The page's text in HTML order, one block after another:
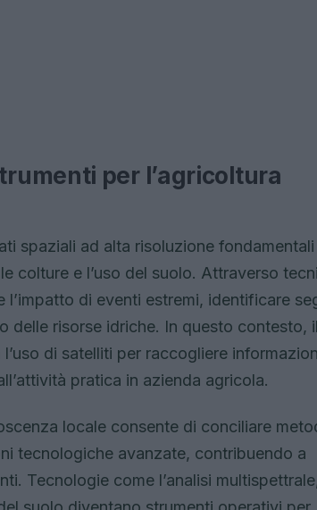
per l’agricoltura
spaziali ad alta risoluzione
colture e l’uso del suolo. Attraverso
di eventi estremi, identificare
delle risorse idriche. In questo contesto, il
di satelliti per raccogliere
pratica in azienda agricola.
locale consente di conciliare
tecnologiche avanzate, contribuendo a
Tecnologie come l’analisi